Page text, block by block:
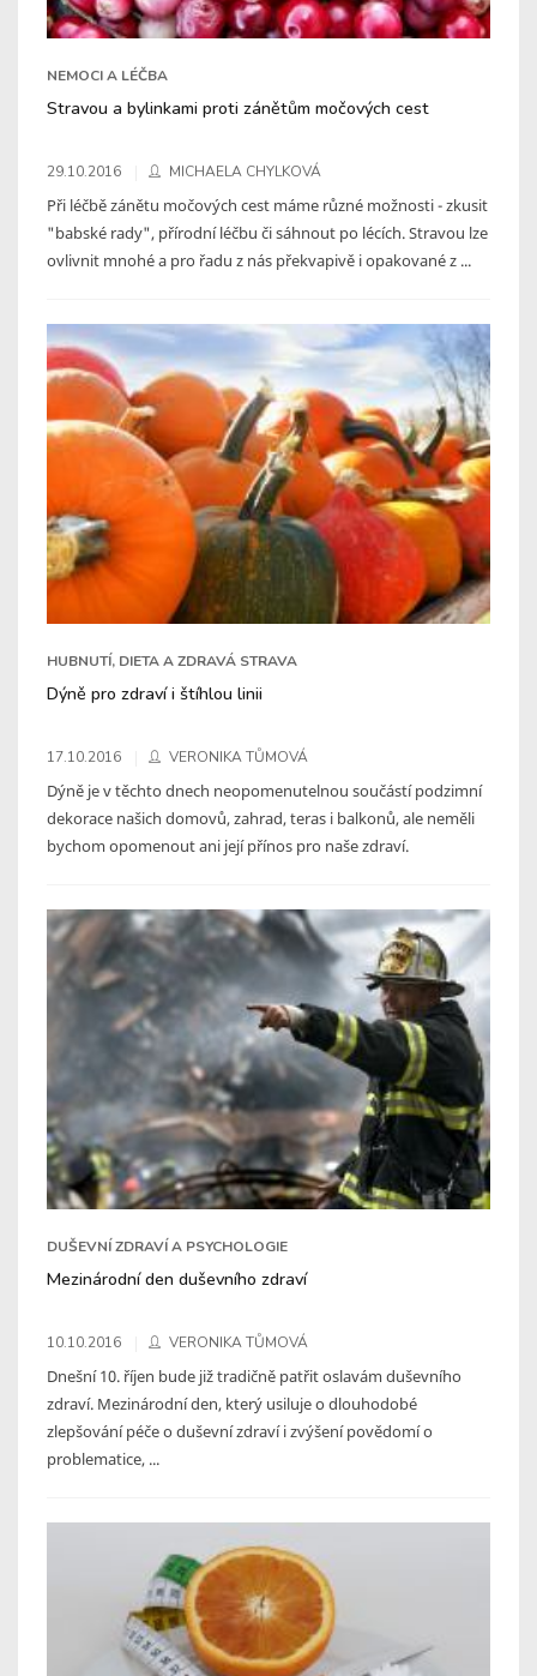
NEMOCI A LÉČBA
Stravou a bylinkami proti zánětům močových cest
29.10.2016 MICHAELA CHYLKOVÁ
Při léčbě zánětu močových cest máme různé možnosti - zkusit
"babské rady", přírodní léčbu či sáhnout po lécích. Stravou lze
ovlivnit mnohé a pro řadu z nás překvapivě i opakované z ...
HUBNUTÍ, DIETA A ZDRAVÁ STRAVA
Dýně pro zdraví i štíhlou linii
17.10.2016 VERONIKA TŮMOVÁ
Dýně je v těchto dnech neopomenutelnou součástí podzimní
dekorace našich domovů, zahrad, teras i balkonů, ale neměli
bychom opomenout ani její přínos pro naše zdraví.
DUŠEVNÍ ZDRAVÍ A PSYCHOLOGIE
Mezinárodní den duševního zdraví
10.10.2016 VERONIKA TŮMOVÁ
Dnešní 10. říjen bude již tradičně patřit oslavám duševního
zdraví. Mezinárodní den, který usiluje o dlouhodobé
zlepšování péče o duševní zdraví i zvýšení povědomí o
problematice, ...